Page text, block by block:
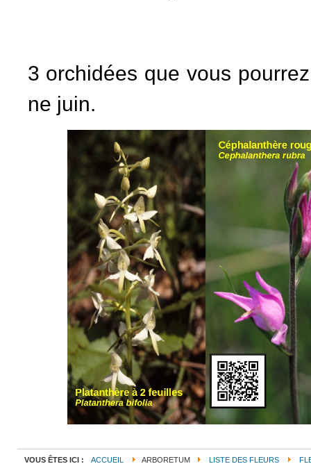
3 orchidées que vous
ne juin.
VOUS ÊTES ICI : ACCUEIL ARBORETUM LISTE DES FLEURS